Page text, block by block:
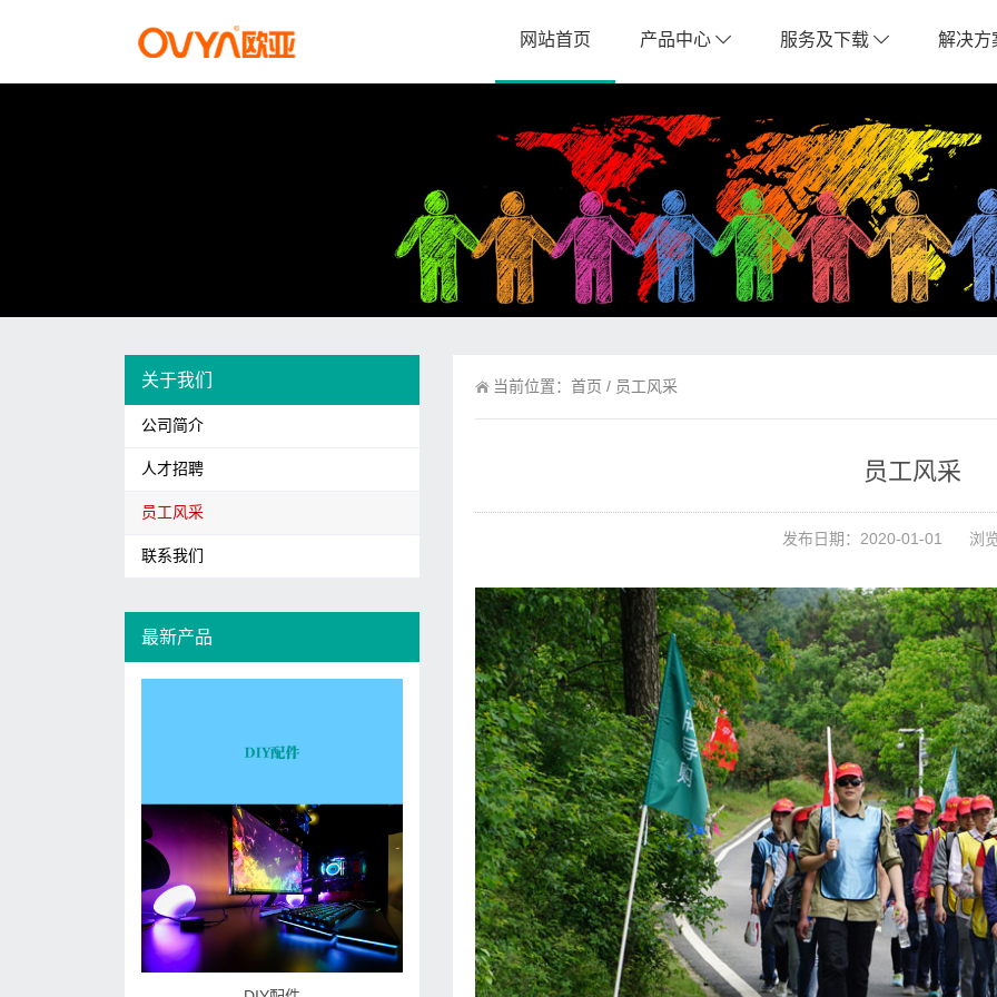
网站首页 产品中心 服务及下载 解决方
当前位置： 首页 / 员工风采
员工风采
发布日期：2020-01-01 浏
关于我们
公司简介
人才招聘
员工风采
联系我们
最新产品